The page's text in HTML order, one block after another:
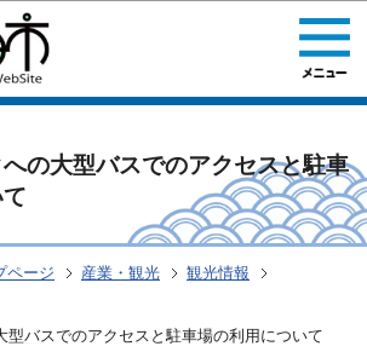
このページの本文へ移動
の大型バスでのアクセスと駐車
ページ 産業・観光
観光情報
型バスでのアクセスと駐車場の利用について